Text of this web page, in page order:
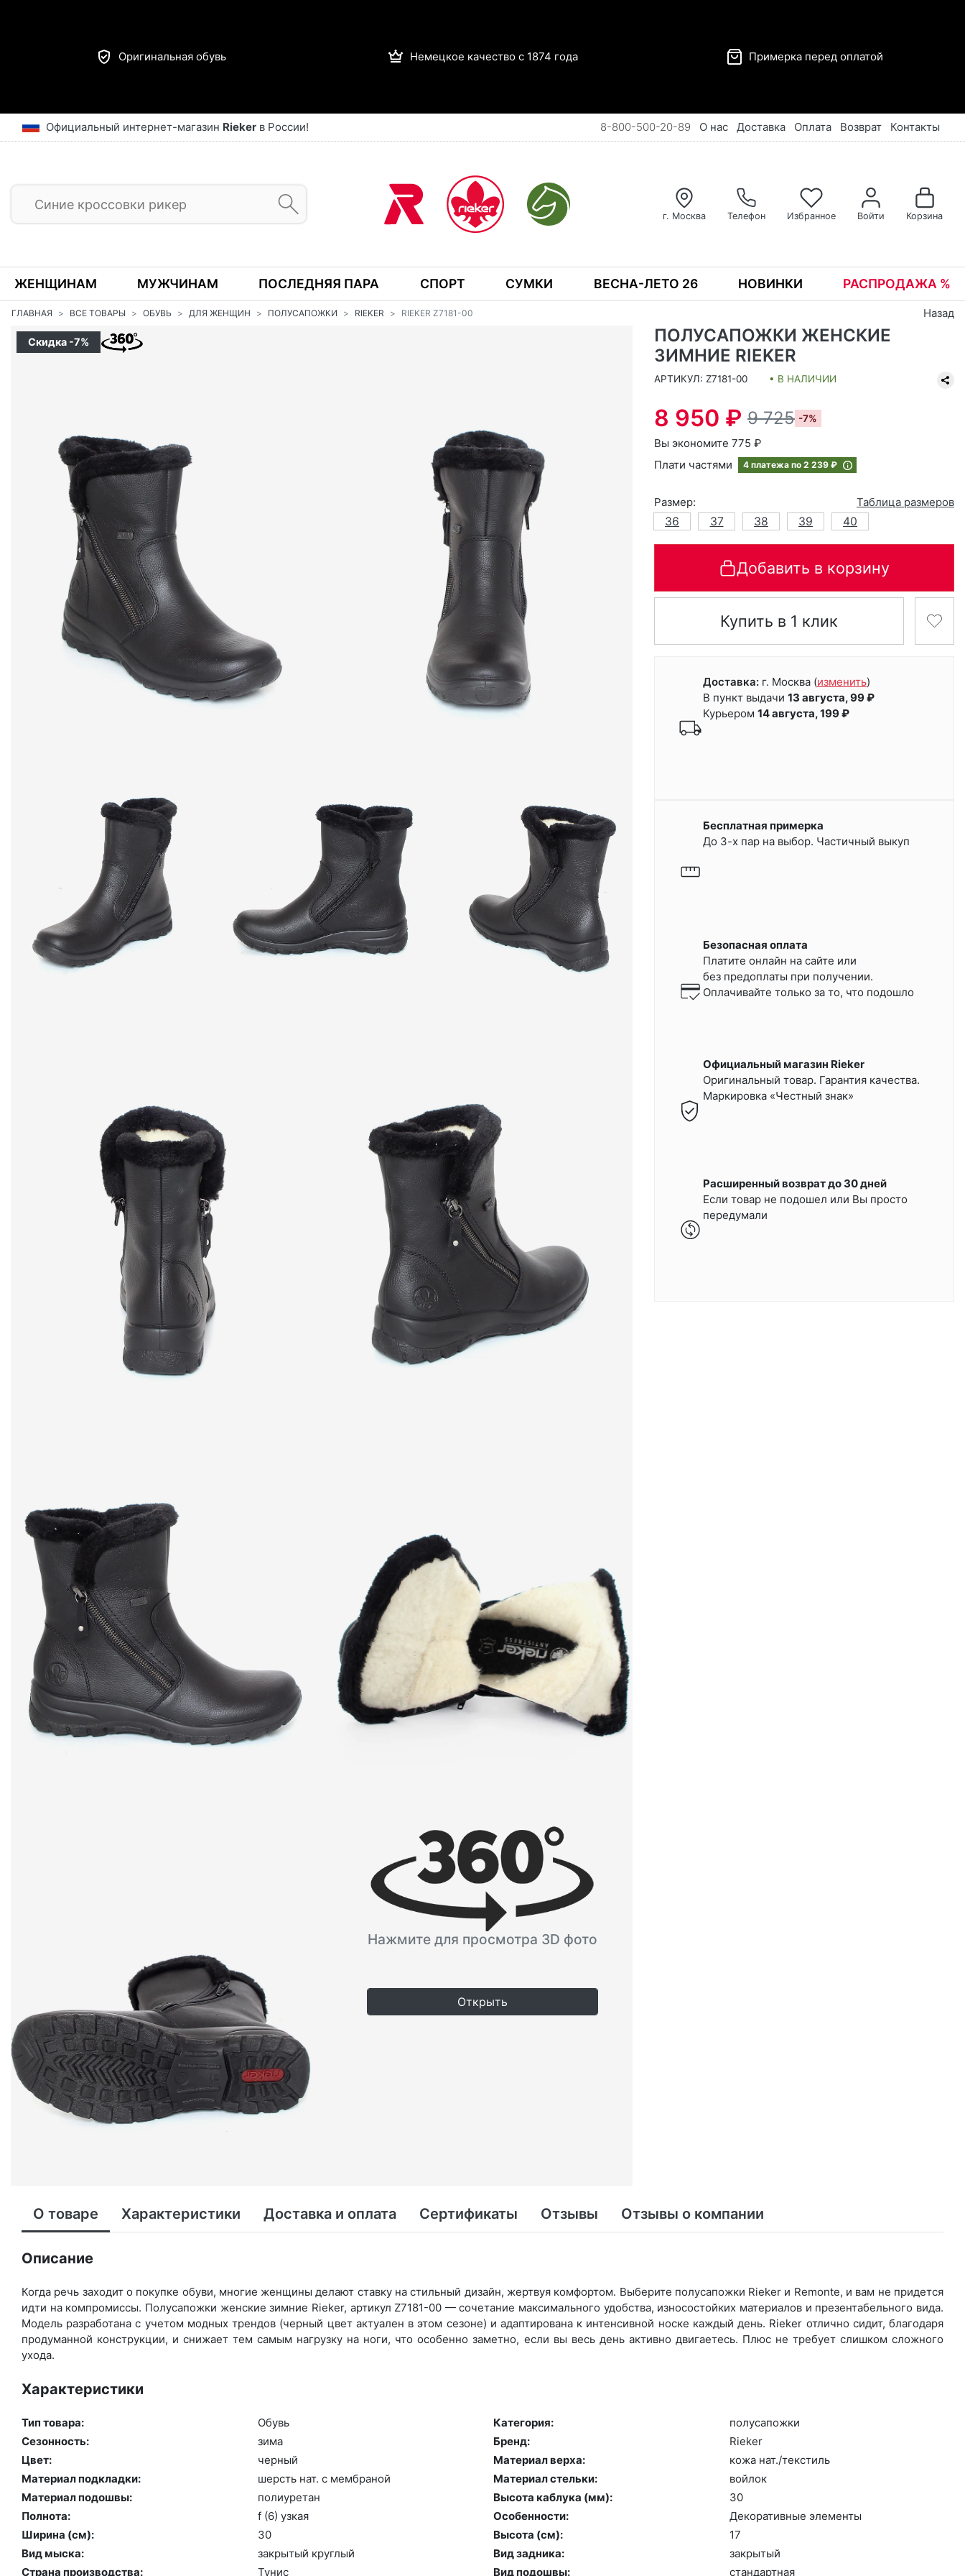
Оригинальная обувь Немецкое качество с 1874 года Примерка перед оплатой
Официальный интернет-магазин Rieker в России! 8-800-500-20-89 О нас Доставка Оплата Возврат Контакты
г. Москва Телефон Избранное Войти Корзина
ЖЕНЩИНАМ МУЖЧИНАМ ПОСЛЕДНЯЯ ПАРА СПОРТ СУМКИ ВЕСНА-ЛЕТО 26 НОВИНКИ РАСПРОДАЖА %
ГЛАВНАЯ ВСЕ ТОВАРЫ ОБУВЬ ДЛЯ ЖЕНЩИН ПОЛУСАПОЖКИ RIEKER RIEKER Z7181-00 Назад
Скидка -7%
Нажмите для просмотра 3D фото
Открыть
ПОЛУСАПОЖКИ ЖЕНСКИЕ
ЗИМНИЕ RIEKER
АРТИКУЛ: Z7181-00 • В НАЛИЧИИ
8 950 ₽ 9 725 -7%
Вы экономите 775 ₽
Плати частями
4 платежа по 2 239 ₽
Размер:
Таблица размеров
36
37 38 39 40
Добавить в корзину
Купить в 1 клик
Доставка: г. Москва (изменить)
В пункт выдачи 13 августа, 99 ₽
Курьером 14 августа, 199 ₽
Бесплатная примерка
До 3-х пар на выбор. Частичный выкуп
Безопасная оплата
Платите онлайн на сайте или
без предоплаты при получении.
Оплачивайте только за то, что подошло
Официальный магазин Rieker
Оригинальный товар. Гарантия качества.
Маркировка «Честный знак»
Расширенный возврат до 30 дней
Если товар не подошел или Вы просто
передумали
О товаре Характеристики Доставка и оплата Сертификаты Отзывы Отзывы о компании
Описание
Когда речь заходит о покупке обуви, многие женщины делают ставку на стильный дизайн, жертвуя комфортом. Выберите по­луса­пож­ки Rieker и Remonte, и вам не придется
идти на компромиссы. Полусапожки женские зимние Rieker, артикул Z7181-00 — сочетание максимального удобства, износостойких материалов и презентабельного вида.
Модель разработана с учетом модных трендов (чер­ный цвет актуален в этом сезоне) и адаптирована к интенсивной носке каждый день. Ri­eker отлично сидит, благодаря
продуманной конструкции, и снижает тем самым нагрузку на ноги, что особенно заметно, если вы весь день активно двигаетесь. Плюс не требует слишком сложного
ухода.
Характеристики
Тип товара: Обувь Категория:
по­луса­пож­ки
Сезонность:
зи­ма Бренд:
Ri­eker
Цвет:
чер­ный Материал верха:
ко­жа нат./текс­тиль
Материал подкладки:
шерсть нат. с мемб­ра­ной Материал стельки:
вой­лок
Материал подошвы:
по­ли­уре­тан Высота каблука (мм):
30
Полнота:
f (6) уз­кая Особенности:
Де­кора­тив­ные эле­мен­ты
Ширина (см):
30 Высота (cм):
17
Вид мыска:
зак­ры­тый круг­лый Вид задника:
зак­ры­тый
Страна производства:
Ту­нис Вид подошвы: стан­дарт­ная